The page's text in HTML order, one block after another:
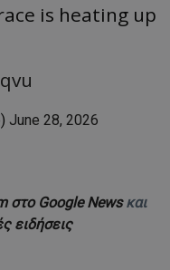
is heating up
June 28, 2026
στο Google Newsκαι
ειδήσεις